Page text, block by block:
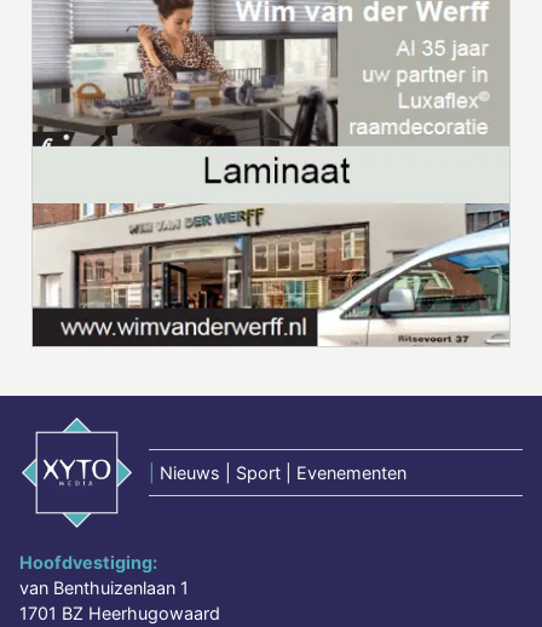
Nieuws | Sport | Evenementen
Hoofdvestiging:
van Benthuizenlaan 1
1701 BZ Heerhugowaard